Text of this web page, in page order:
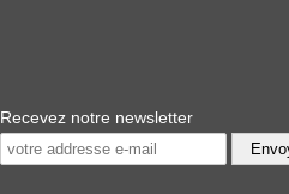
Recevez notre newsletter